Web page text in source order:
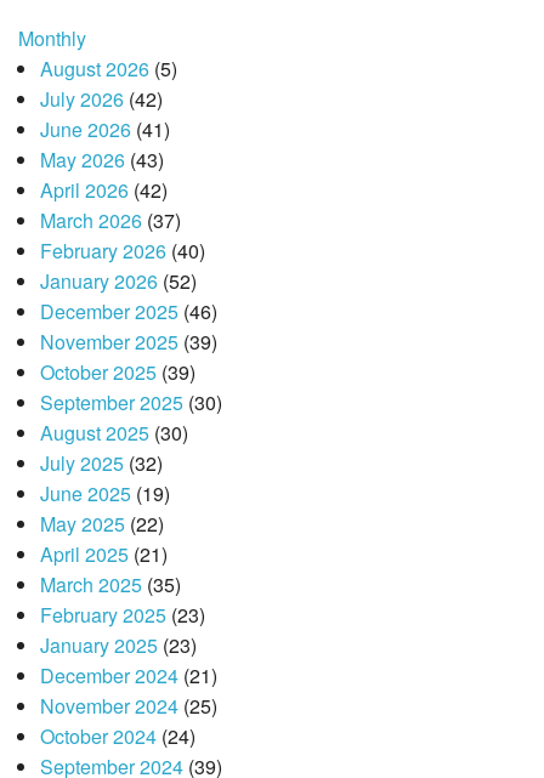
Monthly
August 2026(5)
July 2026(42)
June 2026(41)
May 2026(43)
April 2026(42)
March 2026(37)
February 2026(40)
January 2026(52)
December 2025(46)
November 2025(39)
October 2025(39)
September 2025(30)
August 2025(30)
July 2025(32)
June 2025(19)
May 2025(22)
April 2025(21)
March 2025(35)
February 2025(23)
January 2025(23)
December 2024(21)
November 2024(25)
October 2024(24)
September 2024(39)